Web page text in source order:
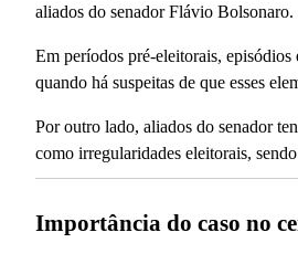
aliados do senador Flávio Bolsonaro.
Em períodos pré-eleitorais,
quando há suspeitas de que esses
Por outro lado, aliados do senador
como irregularidades eleitorais,
Importância do caso no